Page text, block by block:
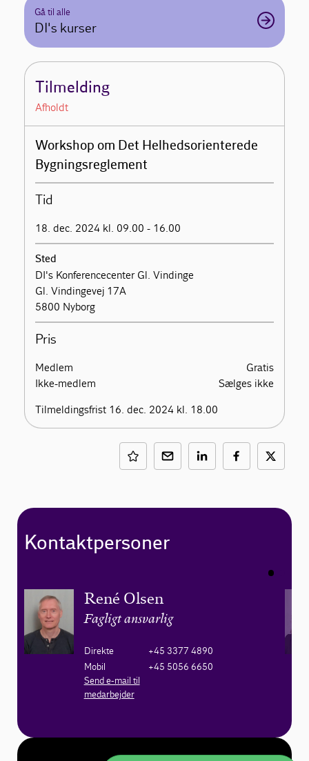
Gå til alle
DI's kurser
Tilmelding
Afholdt
Workshop om Det Helhedsorienterede
Bygningsreglement
Tid
18. dec. 2024 kl. 09.00 - 16.00
Sted
DI's Konferencecenter Gl. Vindinge
Gl. Vindingevej 17A
5800 Nyborg
Pris
Medlem
Gratis
Ikke-medlem
Sælges ikke
Tilmeldingsfrist 16. dec. 2024 kl. 18.00
Kontaktpersoner
René Olsen
Fagligt ansvarlig
Direkte
+45 3377 4890
Mobil
+45 5056 6650
Send e-mail til
medarbejder